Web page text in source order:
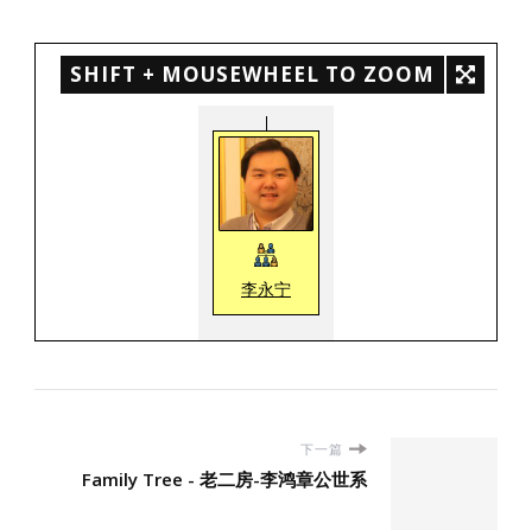
SHIFT + MOUSEWHEEL TO ZOOM
李永宁
下一篇
Family Tree - 老二房-李鸿章公世系